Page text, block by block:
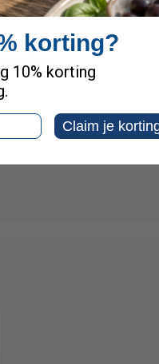
van boven, achter en
ketting.
korting?
10% korting
Claim je